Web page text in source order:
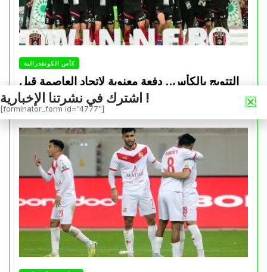
كأس الكونفدرالية
التتويج بالكأس.. دفعة معنوية لإتحاد العاصمة قبل
موقعة الزمالك في نهائي الكونفدرالية
Avril 30, 2026
اشترك في نشرتنا الإخبارية !
[forminator_form id="4777"]